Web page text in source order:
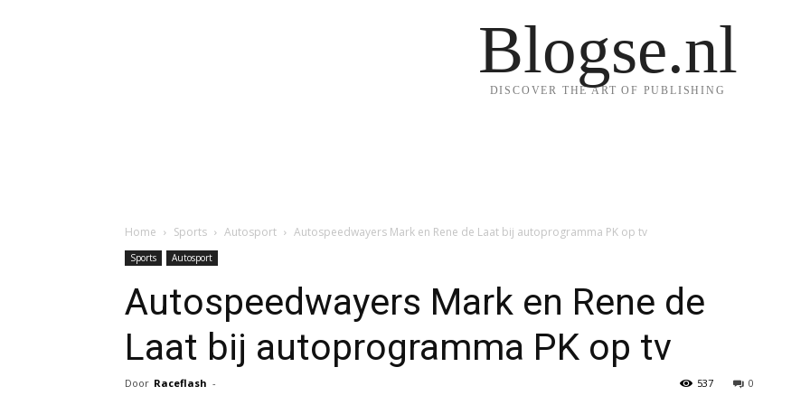
Blogse.nl
DISCOVER THE ART OF PUBLISHING
Home Sports Autosport Autospeedwayers Mark en Rene de Laat bij autoprogramma PK op tv
Sports Autosport
Autospeedwayers Mark en Rene de
Laat bij autoprogramma PK op tv
Door Raceflash - 0
537